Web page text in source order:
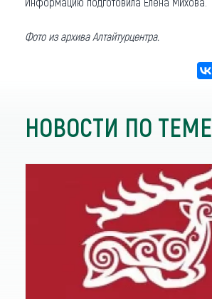
Фото из архива Алтайтурцентра.
НОВОСТИ ПО ТЕМЕ